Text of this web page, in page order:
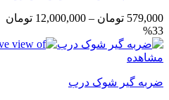
579,000 تومان –
12,000,000 تومان
%33
مشاهده
ضربه گیر شوک درب